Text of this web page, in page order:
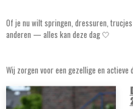
Of je nu wilt springen, dressuren,
anderen — alles kan deze dag 🤍
Wij zorgen voor een gezellige en